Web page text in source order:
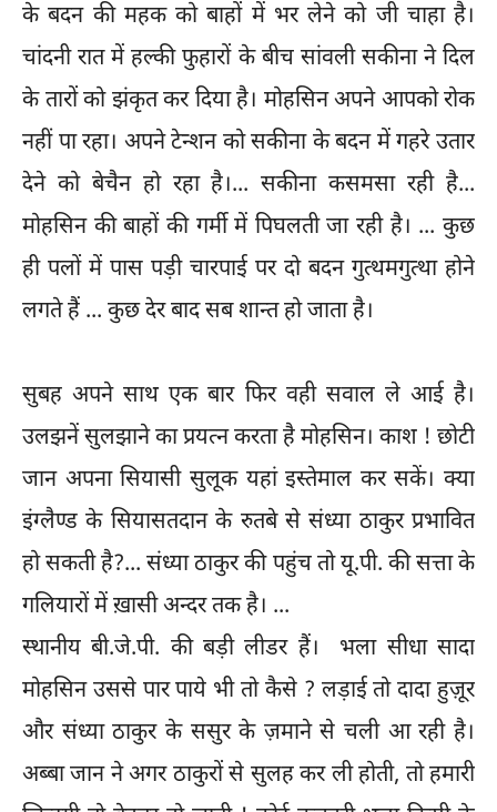
के बदन की महक को बाहों में भर लेने को जी चाहा है।
चांदनी रात में हल्की फुहारों के बीच सांवली सकीना ने दिल
के तारों को झंकृत कर दिया है। मोहसिन अपने आपको रोक
नहीं पा रहा। अपने टेन्शन को सकीना के बदन में गहरे उतार
देने को बेचैन हो रहा है।... सकीना कसमसा रही है...
मोहसिन की बाहों की गर्मी में पिघलती जा रही है। ... कुछ
ही पलों में पास पड़ी चारपाई पर दो बदन गुत्थमगुत्था होने
लगते हैं ... कुछ देर बाद सब शान्त हो जाता है।
सुबह अपने साथ एक बार फिर वही सवाल ले आई है।
उलझनें सुलझाने का प्रयत्न करता है मोहसिन। काश ! छोटी
जान अपना सियासी सुलूक यहां इस्तेमाल कर सकें। क्या
इंग्लैण्ड के सियासतदान के रुतबे से संध्या ठाकुर प्रभावित
हो सकती है?... संध्या ठाकुर की पहुंच तो यू.पी. की सत्ता के
गलियारों में ख़ासी अन्दर तक है। ...
स्थानीय बी.जे.पी. की बड़ी लीडर हैं। भला सीधा सादा
मोहसिन उससे पार पाये भी तो कैसे ? लड़ाई तो दादा हुज़ूर
और संध्या ठाकुर के ससुर के ज़माने से चली आ रही है।
अब्बा जान ने अगर ठाकुरों से सुलह कर ली होती, तो हमारी